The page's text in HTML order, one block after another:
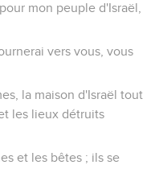
mon peuple d'Israël,
vers vous, vous
la maison d'Israël tout
les lieux détruits
et les bêtes ; ils se